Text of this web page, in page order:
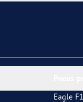
Eagle